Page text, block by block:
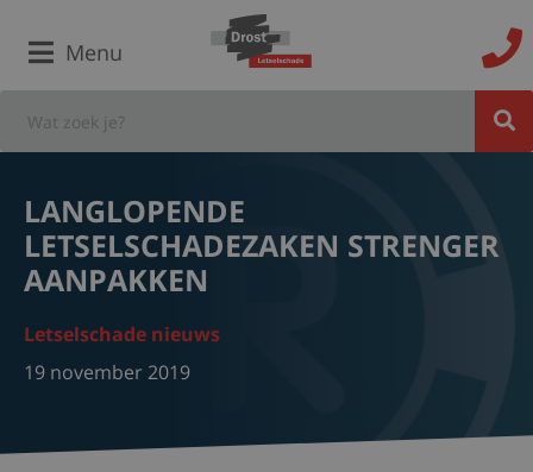
Menu
LANGLOPENDE
LETSELSCHADEZAKEN STRENGER
AANPAKKEN
Letselschade nieuws
19 november 2019